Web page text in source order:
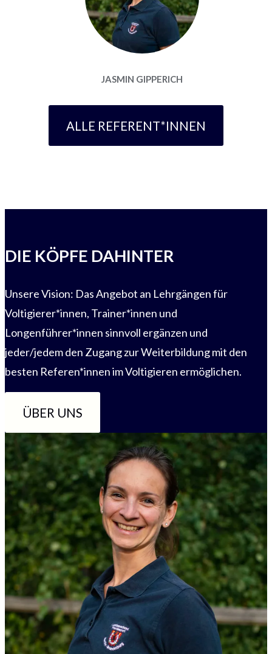
JASMIN GIPPERICH
ALLE REFERENT*INNEN
DIE KÖPFE DAHINTER
Unsere Vision: Das Angebot an Lehrgängen für
Voltigierer*innen, Trainer*innen und
Longenführer*innen sinnvoll ergänzen und
jeder/jedem den Zugang zur Weiterbildung mit den
besten Referen*innen im Voltigieren ermöglichen.
ÜBER UNS